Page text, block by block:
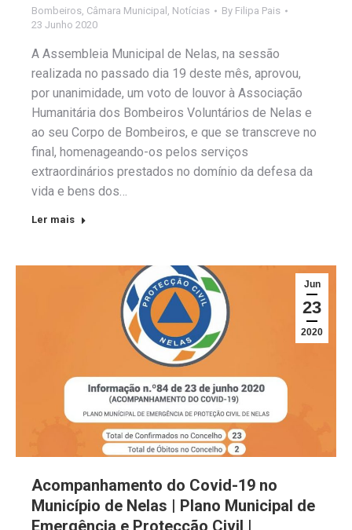
Bombeiros Câmara Municipal Notícias By Filipa Pais
23 Junho 2020
A Assembleia Municipal de Nelas, na sessão
realizada no passado dia 19 deste mês, aprovou,
por unanimidade, um voto de louvor à Associação
Humanitária dos Bombeiros Voluntários de Nelas e
ao seu Corpo de Bombeiros, e que se transcreve no
final, homenageando-os pelos serviços
extraordinários prestados no domínio da defesa da
vida e bens dos…
Ler mais
Jun
23
2020
Acompanhamento do Covid-19 no
Município de Nelas | Plano Municipal de
Emergência e Protecção Civil |